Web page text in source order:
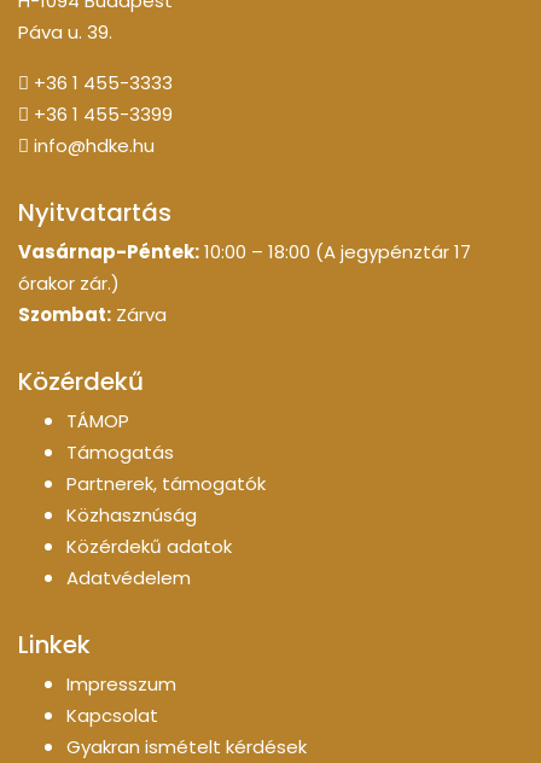
Páva u. 39.
+36 1 455-3333
+36 1 455-3399
info@hdke.hu
Nyitvatartás
Vasárnap-Péntek:10:00 – 18:00 (A jegypénztár 17
órakor zár.)
Szombat: Zárva
Közérdekű
TÁMOP
Támogatás
Partnerek, támogatók
Közhasznúság
Közérdekű adatok
Adatvédelem
Linkek
Impresszum
Kapcsolat
Gyakran ismételt kérdések